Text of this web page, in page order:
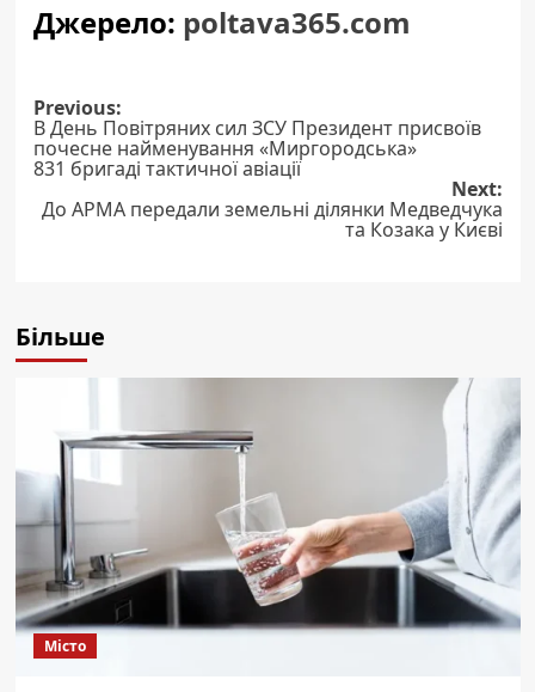
Джерело: poltava365.com
Post
navigation
Previous:
В День Повітряних сил ЗСУ Президент присвоїв
почесне найменування «Миргородська»
831 бригаді тактичної авіації
Next:
До АРМА передали земельні ділянки Медведчука
та Козака у Києві
Більше
Місто